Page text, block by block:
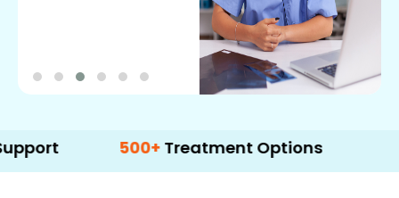
500+ Treatment Options